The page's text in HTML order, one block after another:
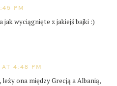
PM
jak wyciągnięte z jakiejś bajki :)
4:48 PM
ona między Grecją a Albanią,